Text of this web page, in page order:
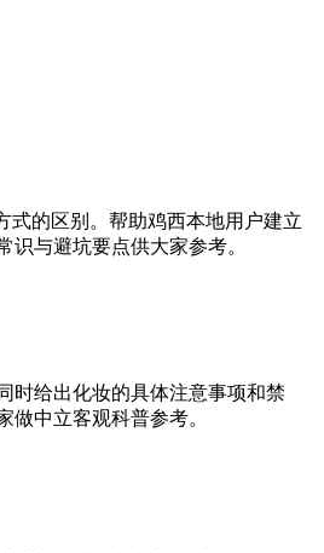
式的区别。帮助鸡西本地用户建立
与避坑要点供大家参考。
时给出化妆的具体注意事项和禁
中立客观科普参考。